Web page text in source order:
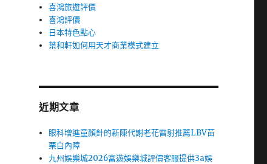
喜鴻旅遊評價
喜鴻評價
日本特色點心
葉和軒如何用天才商業模式建立
近期文章
眼科增進童顏針的新陳代謝老花雷射推薦LBV苗
栗白內障
九州娛樂城2026富遊娛樂城評價客服提供3a娛